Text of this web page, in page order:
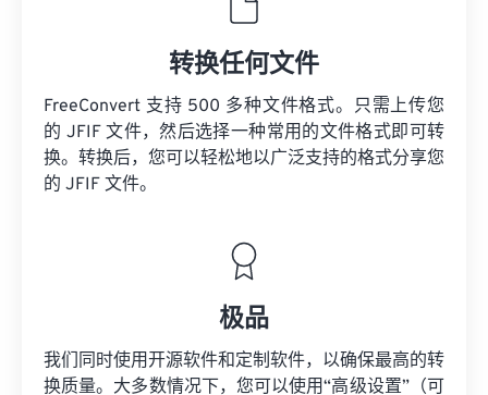
转换任何文件
FreeConvert 支持 500 多种文件格式。只需上传您
的 JFIF 文件，然后选择一种常用的文件格式即可转
换。转换后，您可以轻松地以广泛支持的格式分享您
的 JFIF 文件。
极品
我们同时使用开源软件和定制软件，以确保最高的转
换质量。大多数情况下，您可以使用“高级设置”（可